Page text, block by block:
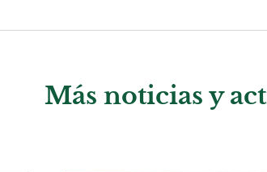
Más noticias y